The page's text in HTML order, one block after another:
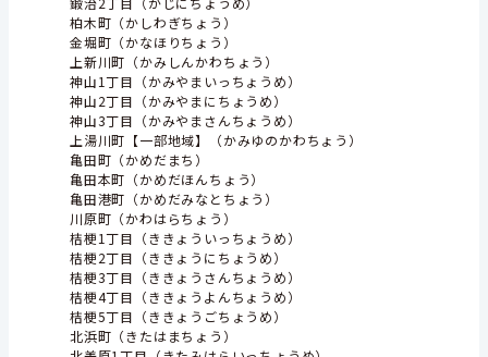
柏木町（かしわぎちょう）
金堀町（かなほりちょう）
上新川町（かみしんかわちょう）
神山1丁目（かみやまいっちょうめ）
神山2丁目（かみやまにちょうめ）
神山3丁目（かみやまさんちょうめ）
上湯川町【一部地域】（かみゆのかわちょう）
亀田町（かめだまち）
亀田本町（かめだほんちょう）
亀田港町（かめだみなとちょう）
川原町（かわはらちょう）
桔梗1丁目（ききょういっちょうめ）
桔梗2丁目（ききょうにちょうめ）
桔梗3丁目（ききょうさんちょうめ）
桔梗4丁目（ききょうよんちょうめ）
桔梗5丁目（ききょうごちょうめ）
北浜町（きたはまちょう）